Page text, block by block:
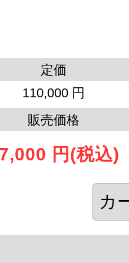
定価
110,000 円
販売価格
円 (税込)